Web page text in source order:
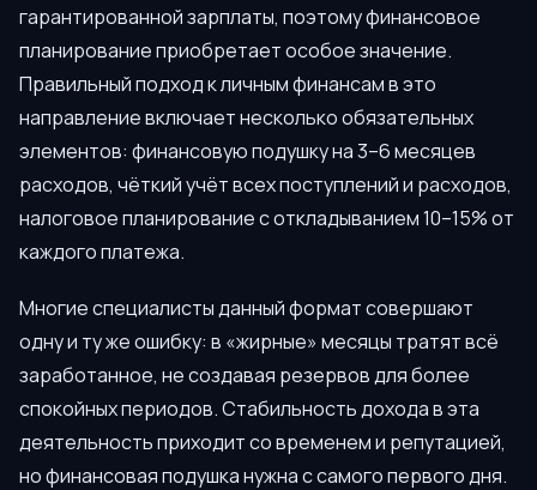
гарантированной зарплаты, поэтому финансовое
планирование приобретает особое значение.
Правильный подход к личным финансам в это
направление включает несколько обязательных
элементов: финансовую подушку на 3–6 месяцев
расходов, чёткий учёт всех поступлений и расходов,
налоговое планирование с откладыванием 10–15% от
каждого платежа.
Многие специалисты данный формат совершают
одну и ту же ошибку: в «жирные» месяцы тратят всё
заработанное, не создавая резервов для более
спокойных периодов. Стабильность дохода в эта
деятельность приходит со временем и репутацией,
но финансовая подушка нужна с самого первого дня.